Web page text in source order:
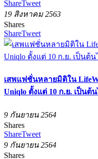
ShareTweet
19 สิงหาคม 2563
Shares
ShareTweet
เสพแฟชั่นหลายมิติใน
Uniqlo ตั้งแต่ 10 ก.ย. เป็น
9 กันยายน 2564
Shares
ShareTweet
9 กันยายน 2564
Shares